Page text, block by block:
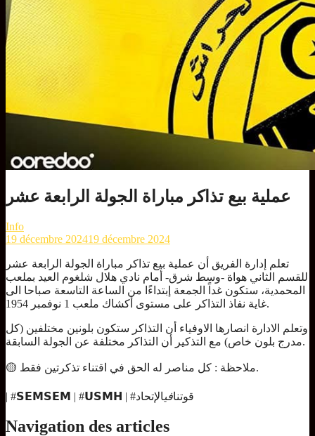
عملية بيع تذاكر مباراة الجولة الرابعة عشر
Info
19 décembre 202419 décembre 2024
تعلم إدارة الفريق أن عملية بيع تذاكر مباراة الجولة الرابعة عشر
للقسم الثاني هواة -وسط شرق- أمام نادي هلال شلغوم العيد بملعب
المحمدية، ستكون غداً الجمعة إبتداءًا من الساعة التاسعة صباحا الى
غاية نفاذ التذاكر على مستوى أكشاك ملعب 1 نوفمبر 1954.
وتعلم الادارة انصارها الاوفياء أن التذاكر ستكون بلونين مختلفين (كل
مدرج بلون خاص) مع التذكير أن التذاكر مختلفة عن الجولة السابقة.
🟡 ملاحظة : كل مناصر له الحق في اقتناء تذكرتين فقط.
| #𝗦𝗘𝗠𝗦𝗘𝗠 | #𝗨𝗦𝗠𝗛 | #قوتنافيالإتحاد
Navigation des articles